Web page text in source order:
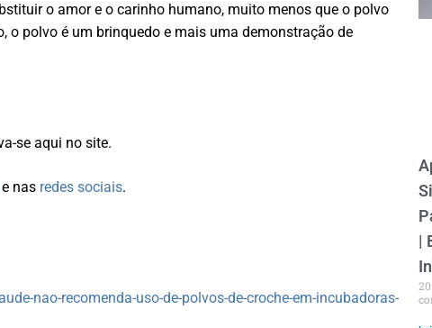
|
o amor e o carinho humano, muito menos que o polvo
o polvo é um brinquedo e mais uma demonstração de
se aqui no site.
e nas redes sociais.
nao-recomenda-uso-de-polvos-de-croche-em-incubadoras-